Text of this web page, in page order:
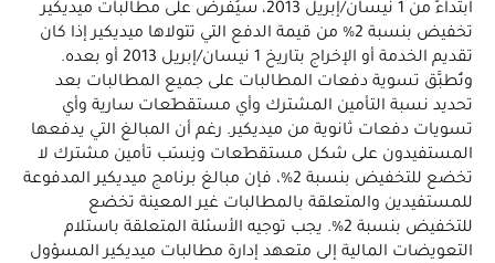
ابتداءً من 1 نيسان/إبريل 2013، سيُفرض على مطالبات ميديكير
تخفيض بنسبة 2% من قيمة الدفع التي تتولاها ميديكير إذا كان
تقديم الخدمة أو الإخراج بتاريخ 1 نيسان/إبريل 2013 أو بعده.
وتُطبَّق تسوية دفعات المطالبات على جميع المطالبات بعد
تحديد نسبة التأمين المشترك وأي مستقطَعات سارية وأي
تسويات دفعات ثانوية من ميديكير. رغم أن المبالغ التي يدفعها
المستفيدون على شكل مستقطَعات ونِسَب تأمين مشترك لا
تخضع للتخفيض بنسبة 2%، فإن مبالغ برنامج ميديكير المدفوعة
للمستفيدين والمتعلقة بالمطالبات غير المعينة تخضع
للتخفيض بنسبة 2%. يجب توجيه الأسئلة المتعلقة باستلام
التعويضات المالية إلى متعهد إدارة مطالبات ميديكير المسؤول